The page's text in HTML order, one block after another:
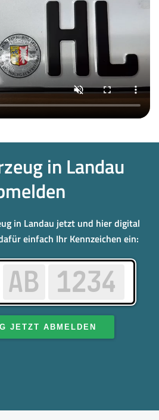
in Landau
in Landau jetzt und hier digital
einfach Ihr Kennzeichen ein:
JETZT ABMELDEN